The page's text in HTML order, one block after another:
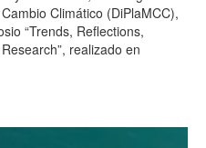
Climático (DiPlaMCC),
“Trends, Reflections,
realizado en